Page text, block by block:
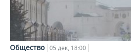
Общество 05 дек, 18:00